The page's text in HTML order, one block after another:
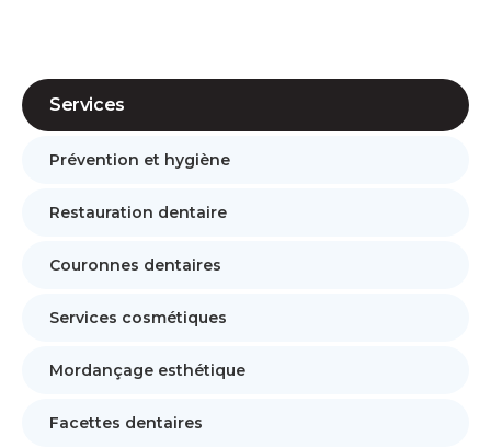
Services
Prévention et hygiène
Restauration dentaire
Couronnes dentaires
Services cosmétiques
Mordançage esthétique
Facettes dentaires